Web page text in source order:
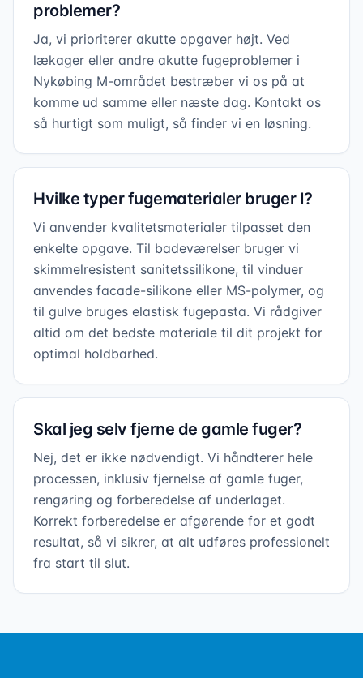
problemer?
Ja, vi prioriterer akutte opgaver højt. Ved
lækager eller andre akutte fugeproblemer i
Nykøbing M-området bestræber vi os på at
komme ud samme eller næste dag. Kontakt os
så hurtigt som muligt, så finder vi en løsning.
Hvilke typer fugematerialer bruger I?
Vi anvender kvalitetsmaterialer tilpasset den
enkelte opgave. Til badeværelser bruger vi
skimmelresistent sanitetssilikone, til vinduer
anvendes facade-silikone eller MS-polymer, og
til gulve bruges elastisk fugepasta. Vi rådgiver
altid om det bedste materiale til dit projekt for
optimal holdbarhed.
Skal jeg selv fjerne de gamle fuger?
Nej, det er ikke nødvendigt. Vi håndterer hele
processen, inklusiv fjernelse af gamle fuger,
rengøring og forberedelse af underlaget.
Korrekt forberedelse er afgørende for et godt
resultat, så vi sikrer, at alt udføres professionelt
fra start til slut.